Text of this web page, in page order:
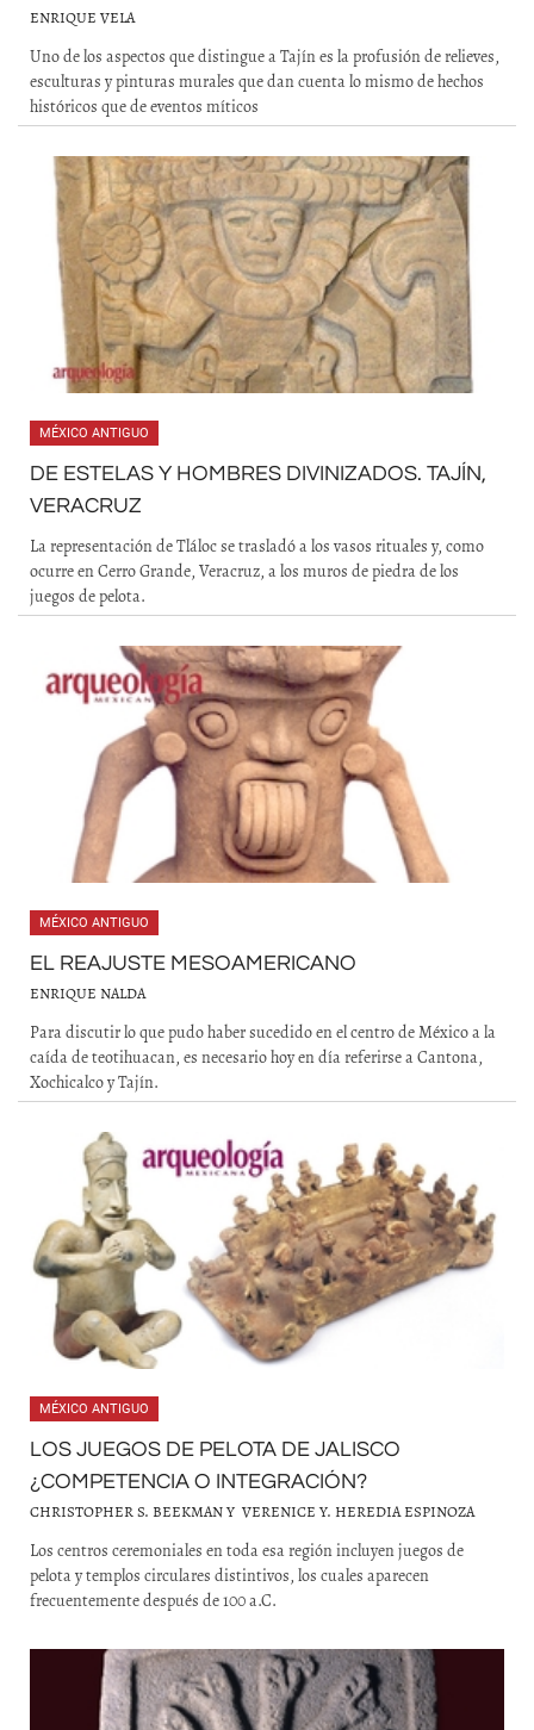
ENRIQUE VELA
Uno de los aspectos que distingue a Tajín es la profusión de relieves,
esculturas y pinturas murales que dan cuenta lo mismo de hechos
históricos que de eventos míticos
MÉXICO ANTIGUO
DE ESTELAS Y HOMBRES DIVINIZADOS. TAJÍN,
VERACRUZ
La representación de Tláloc se trasladó a los vasos rituales y, como
ocurre en Cerro Grande, Veracruz, a los muros de piedra de los
juegos de pelota.
MÉXICO ANTIGUO
EL REAJUSTE MESOAMERICANO
ENRIQUE NALDA
Para discutir lo que pudo haber sucedido en el centro de México a la
caída de teotihuacan, es necesario hoy en día referirse a Cantona,
Xochicalco y Tajín.
MÉXICO ANTIGUO
LOS JUEGOS DE PELOTA DE JALISCO
¿COMPETENCIA O INTEGRACIÓN?
CHRISTOPHER S. BEEKMAN Y VERENICE Y. HEREDIA ESPINOZA
Los centros ceremoniales en toda esa región incluyen juegos de
pelota y templos circulares distintivos, los cuales aparecen
frecuentemente después de 100 a.C.